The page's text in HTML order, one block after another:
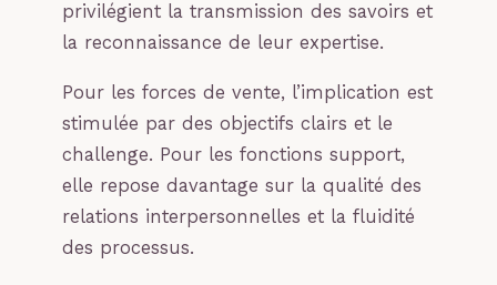
privilégient la transmission des savoirs et
la reconnaissance de leur expertise.
Pour les forces de vente, l’implication est
stimulée par des objectifs clairs et le
challenge. Pour les fonctions support,
elle repose davantage sur la qualité des
relations interpersonnelles et la fluidité
des processus.